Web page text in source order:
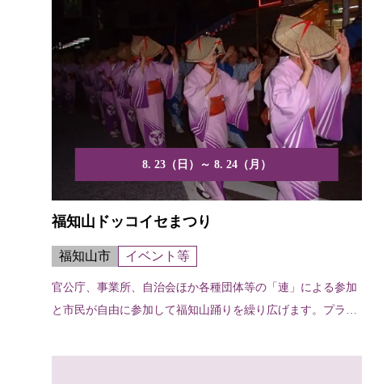
8. 23（日）～ 8. 24（月）
福知山ドッコイセまつり
福知山市 イベント等
官公庁、事業所、自治会ほか各種団体等の「連」による参加
と市民が自由に参加して福知山踊りを繰り広げます。プラカ